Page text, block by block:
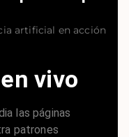
artificial en acción
vivo
las páginas
patrones